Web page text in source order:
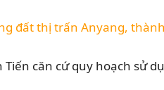
đất thị trấn Anyang,
căn cứ quy hoạch sử